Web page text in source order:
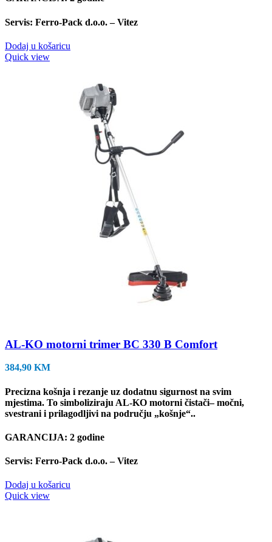
Servis: Ferro-Pack d.o.o. – Vitez
Dodaj u košaricu
Quick view
AL-KO motorni trimer BC 330 B Comfort
384,90 KM
Precizna košnja i rezanje uz dodatnu sigurnost na svim
mjestima. To simboliziraju AL-KO motorni čistači– močni,
svestrani i prilagodljivi na području „košnje“..
GARANCIJA: 2 godine
Servis: Ferro-Pack d.o.o. – Vitez
Dodaj u košaricu
Quick view